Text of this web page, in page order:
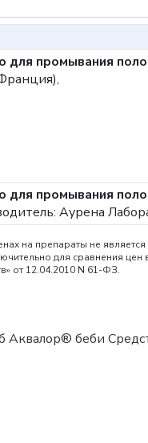
для промывания
для промывания
Аурена
на препараты не
для сравнения цен
от 12.04.2010 N 61-ФЗ.
беби